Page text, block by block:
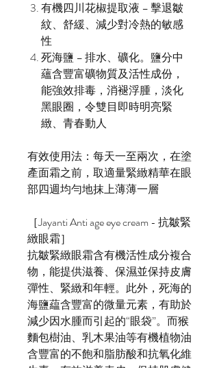
有機四川花椒提取液 – 擊退皺
紋、舒緩、減少對冷熱的敏感
性
死海鹽 – 排水、礦化。鹽分中
蘊含豐富礦物質及活性成份，
能強效排毒，消褪浮腫，淡化
黑眼圈，令雙目即時明亮緊
緻、青春動人
有效使用法：每天一至兩次，在塗
產面霜之前，取適量緊緻精華在眼
部四週均勻地抹上薄薄一層
［Jayanti Anti age eye cream - 抗皺緊
緻眼霜］
抗皺緊緻眼霜含有機活性成分複合
物，能提供滋養、保濕並保持皮膚
彈性、緊緻和年輕。此外，死海的
海鹽藴含豐富的微量元素，有助於
減少因水腫而引起的“眼袋”。而猴
麵包樹油、乳木果油等有機植物油
含豐富的不飽和脂肪酸和抗氧化維